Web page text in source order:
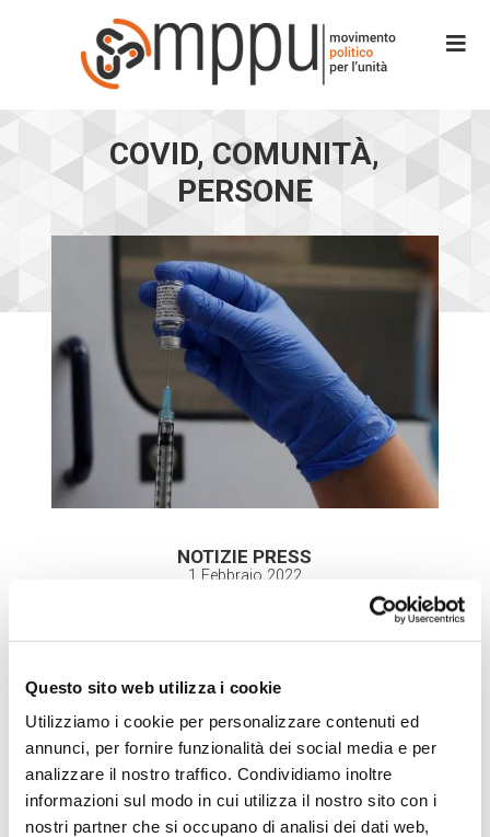
Questo sito web utilizza i cookie
Utilizziamo i cookie per personalizzare contenuti ed
annunci, per fornire funzionalità dei social media e per
analizzare il nostro traffico. Condividiamo inoltre
informazioni sul modo in cui utilizza il nostro sito con i
nostri partner che si occupano di analisi dei dati web,
COVID, COMUNITÀ,
PERSONE
NOTIZIE PRESS
1 Febbraio 2022